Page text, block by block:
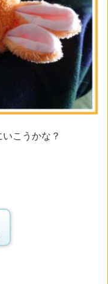
こうかな？